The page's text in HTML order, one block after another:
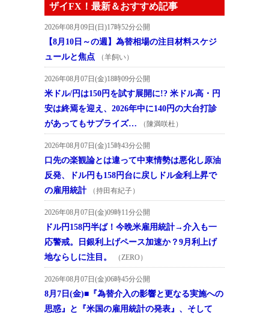
ザイFX！最新＆おすすめ記事
2026年08月09日(日)17時52分公開
【8月10日～の週】為替相場の注目材料スケジ
ュールと焦点
（羊飼い）
2026年08月07日(金)18時09分公開
米ドル/円は150円を試す展開に!? 米ドル高・円
安は終焉を迎え、2026年中に140円の大台打診
があってもサプライズ…
（陳満咲杜）
2026年08月07日(金)15時43分公開
口先の楽観論とは違って中東情勢は悪化し原油
反発、ドル円も158円台に戻しドル金利上昇で
の雇用統計
（持田有紀子）
2026年08月07日(金)09時11分公開
ドル円158円半ば！今晩米雇用統計→介入も一
応警戒。日銀利上げペース加速か？9月利上げ
地ならしに注目。
（ZERO）
2026年08月07日(金)06時45分公開
8月7日(金)■『為替介入の影響と更なる実施への
思惑』と『米国の雇用統計の発表』、そして